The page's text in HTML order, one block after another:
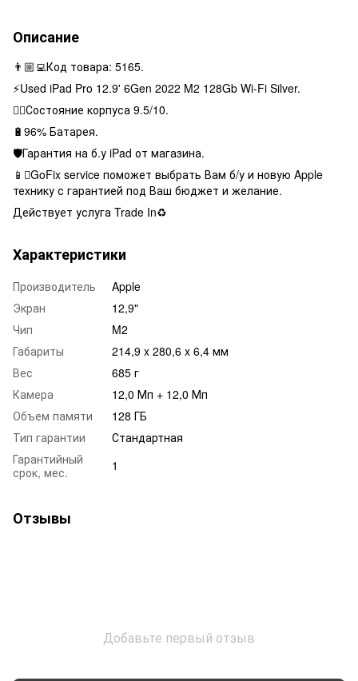
Описание
👨🏼‍💻Код товара: 5165.
⚡️Used iPad Pro 12.9' 6Gen 2022 M2 128Gb Wi-Fi Silver.
👌🏻Состояние корпуса 9.5/10.
🔋96% Батарея.
🛡Гарантия на б.у iPad от магазина.
📱GoFix service поможет выбрать Вам б/у и новую Apple
технику с гарантией под Ваш бюджет и желание.
Действует услуга Trade In♻️
Характеристики
Производитель
Apple
Экран
12,9"
Чип
M2
Габариты
214,9 x 280,6 x 6,4 мм
Вес
685 г
Камера
12,0 Мп + 12,0 Мп
Объем памяти
128 ГБ
Тип гарантии
Стандартная
Гарантийный
срок, мес.
1
Отзывы
Добавьте первый отзыв